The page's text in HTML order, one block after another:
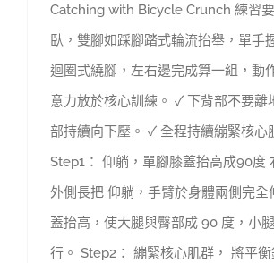
Catching with Bicycle Crunch 練習
臥，雙腳如踩腳踏式輪流抬舉，單手
迴圈式繞腳，左右邊完成算一組，動
意力放於核心訓練。 ✓ 下背部不要離
部持續向下壓。 ✓ 全程持續繃緊核心
Step1： 仰躺，單腳膝蓋抬高成90度
外側長把 仰躺，手臂於身體兩側完全
蓋抬高，使大腿與臀部成 90 度，小
行。 Step2： 繃緊核心肌群， 將平衡